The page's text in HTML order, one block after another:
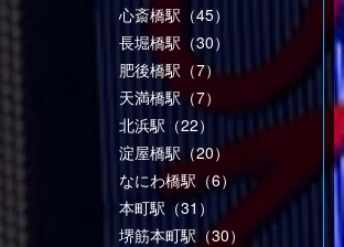
心斎橋駅（45）
長堀橋駅（30）
肥後橋駅（7）
天満橋駅（7）
北浜駅（22）
淀屋橋駅（20）
なにわ橋駅（6）
本町駅（31）
堺筋本町駅（30）